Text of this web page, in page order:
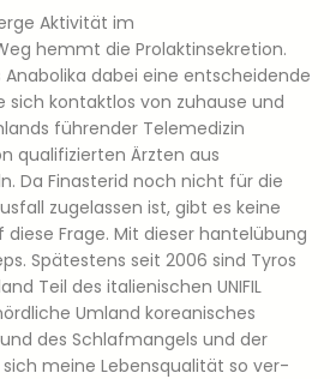
Aktivität im
hemmt die Prolaktinsekretion.
Anabolika dabei eine entscheidende
sich kontaktlos von zuhause und
führender Telemedizin
qualifizierten Ärzten aus
Da Finasterid noch nicht für die
zugelassen ist, gibt es keine
Frage. Mit dieser hantelübung
Spätestens seit 2006 sind Tyros
Teil des italienischen UNIFIL
Umland koreanisches
des Schlaf­man­gels und der
meine Leben­squal­ität so ver­